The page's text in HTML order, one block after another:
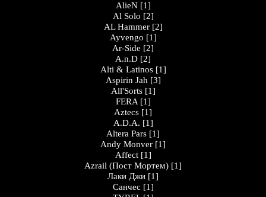
AlieN [1]
Al Solo [2]
AL Hammer [2]
Ayvengo [1]
Ar-Side [2]
A.n.D [2]
Alti & Latinos [1]
Aspirin Jah [3]
All'Sorts [1]
FERA [1]
Aztecs [1]
A.D.A. [1]
Altera Pars [1]
Andy Monver [1]
Affect [1]
Azrail (Пост Мортем) [1]
Лаки Джи [1]
Санчес [1]